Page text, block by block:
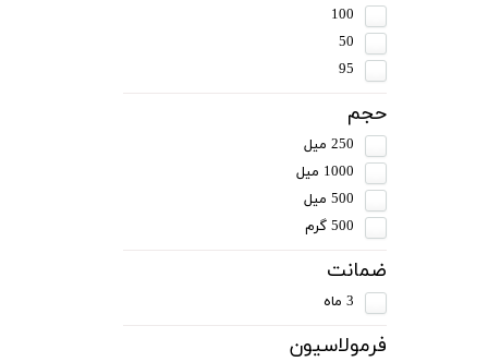
100
50
95
حجم
250 میل
1000 میل
500 میل
500 گرم
ضمانت
3 ماه
فرمولاسیون